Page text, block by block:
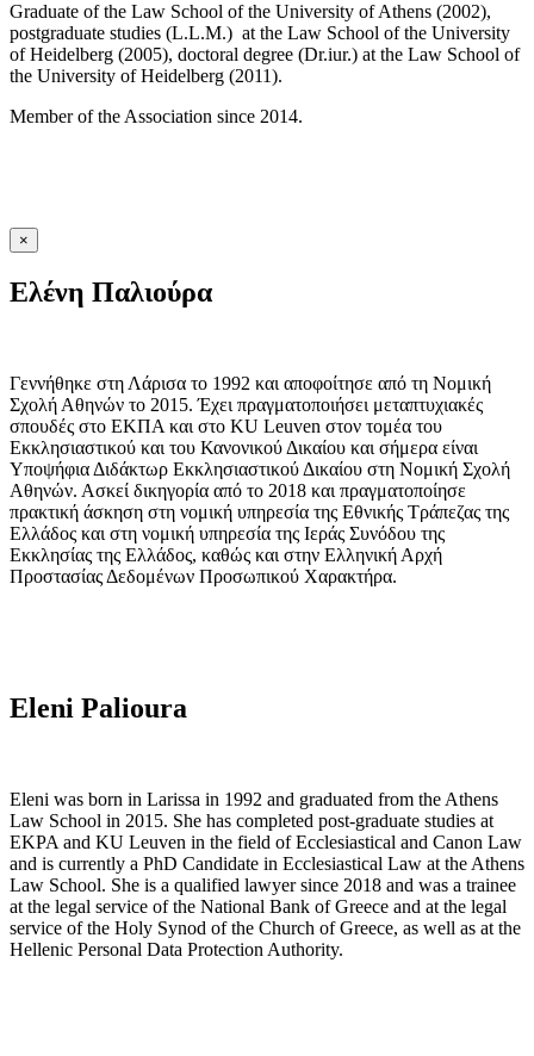
Graduate of the Law School of the University of Athens (2002),
postgraduate studies (L.L.M.) at the Law School of the University
of Heidelberg (2005), doctoral degree (Dr.iur.) at the Law School of
the University of Heidelberg (2011).
Member of the Association since 2014.
×
Ελένη Παλιούρα
Γεννήθηκε στη Λάρισα το 1992 και αποφοίτησε από τη Νομική
Σχολή Αθηνών το 2015. Έχει πραγματοποιήσει μεταπτυχιακές
σπουδές στο ΕΚΠΑ και στο KU Leuven στον τομέα του
Εκκλησιαστικού και του Κανονικού Δικαίου και σήμερα είναι
Υποψήφια Διδάκτωρ Εκκλησιαστικού Δικαίου στη Νομική Σχολή
Αθηνών. Ασκεί δικηγορία από το 2018 και πραγματοποίησε
πρακτική άσκηση στη νομική υπηρεσία της Εθνικής Τράπεζας της
Ελλάδος και στη νομική υπηρεσία της Ιεράς Συνόδου της
Εκκλησίας της Ελλάδος, καθώς και στην Ελληνική Αρχή
Προστασίας Δεδομένων Προσωπικού Χαρακτήρα.
Eleni Palioura
Eleni was born in Larissa in 1992 and graduated from the Athens
Law School in 2015. She has completed post-graduate studies at
EKPA and KU Leuven in the field of Ecclesiastical and Canon Law
and is currently a PhD Candidate in Ecclesiastical Law at the Athens
Law School. She is a qualified lawyer since 2018 and was a trainee
at the legal service of the National Bank of Greece and at the legal
service of the Holy Synod of the Church of Greece, as well as at the
Hellenic Personal Data Protection Authority.